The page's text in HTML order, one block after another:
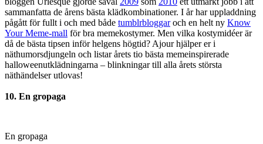
sammanfatta de årens bästa klädkombinationer. I år har uppladdning
pågått för fullt i och med både tumblrbloggaroch en helt ny Know
Your Meme-mall för bra memekostymer. Men vilka kostymidéer är
då de bästa tipsen inför helgens högtid? Ajour hjälper er i
näthumorsdjungeln och listar årets tio bästa memeinspirerade
halloweenutklädningarna – blinkningar till alla årets största
näthändelser utlovas!
10. En gropaga
En gropaga